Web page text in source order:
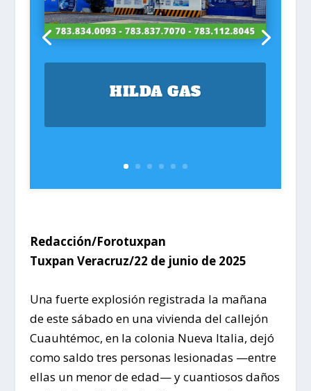
HILDA GAS
Redacción/Forotuxpan
Tuxpan Veracruz/22 de junio de 2025
Una fuerte explosión registrada la mañana
de este sábado en una vivienda del callejón
Cuauhtémoc, en la colonia Nueva Italia, dejó
como saldo tres personas lesionadas —entre
ellas un menor de edad— y cuantiosos daños